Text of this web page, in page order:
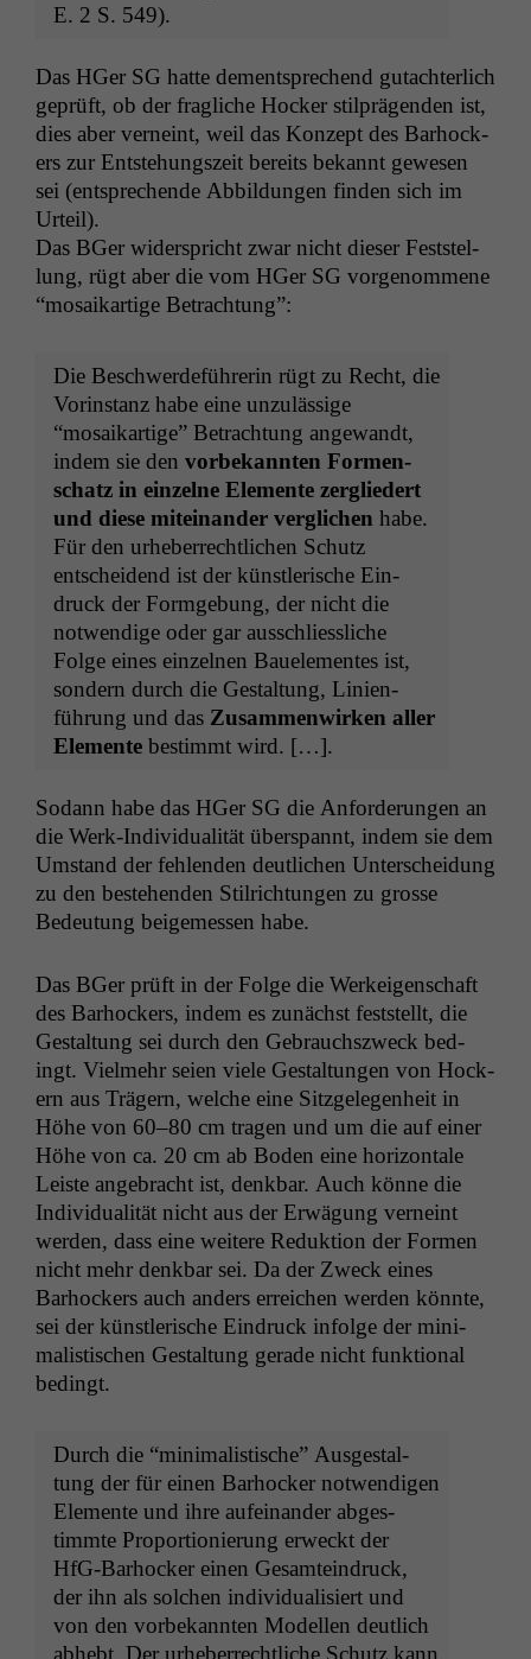
E. 2 S. 549).
Das HGer SG hat­te dementsprechend gutachter­lich
geprüft, ob der fragliche Hock­er stil­prä­gen­den ist,
dies aber verneint, weil das Konzept des Barhock­
ers zur Entste­hungszeit bere­its bekan­nt gewe­sen
sei (entsprechende Abbil­dun­gen find­en sich im
Urteil).
Das BGer wider­spricht zwar nicht dieser Fest­stel­
lung, rügt aber die vom HGer SG vorgenommene
“mosaikar­tige Betrachtung”:
Die Beschw­erde­führerin rügt zu Recht, die
Vorin­stanz habe eine unzuläs­sige
“mosaikar­tige” Betra­ch­tung ange­wandt,
indem sie den vor­bekan­nten For­men­
schatz in einzelne Ele­mente zer­gliedert
und diese miteinan­der ver­glichen habe.
Für den urhe­ber­rechtlichen Schutz
entschei­dend ist der kün­st­lerische Ein­
druck der For­mge­bung, der nicht die
notwendi­ge oder gar auss­chliessliche
Folge eines einzel­nen Bauele­mentes ist,
son­dern durch die Gestal­tung, Lin­ien­
führung und das Zusam­men­wirken aller
Ele­mente bes­timmt wird. […].
Sodann habe das HGer SG die Anforderun­gen an
die Werk-Indi­vid­u­al­ität überspan­nt, indem sie dem
Umstand der fehlen­den deut­lichen Unter­schei­dung
zu den beste­hen­den Stil­rich­tun­gen zu grosse
Bedeu­tung beigemessen habe.
Das BGer prüft in der Folge die Werkeigen­schaft
des Barhock­ers, indem es zunächst fest­stellt, die
Gestal­tung sei durch den Gebrauch­szweck bed­
ingt. Vielmehr seien viele Gestal­tun­gen von Hock­
ern aus Trägern, welche eine Sitzgele­gen­heit in
Höhe von 60–80 cm tra­gen und um die auf ein­er
Höhe von ca. 20 cm ab Boden eine hor­i­zon­tale
Leiste ange­bracht ist, denkbar. Auch könne die
Indi­vid­u­al­ität nicht aus der Erwä­gung verneint
wer­den, dass eine weit­ere Reduk­tion der For­men
nicht mehr denkbar sei. Da der Zweck eines
Barhock­ers auch anders erre­ichen wer­den kön­nte,
sei der kün­st­lerische Ein­druck infolge der min­i­
mal­is­tis­chen Gestal­tung ger­ade nicht funk­tion­al
bedingt.
Durch die “min­i­mal­is­tis­che” Aus­gestal­
tung der für einen Barhock­er notwendi­gen
Ele­mente und ihre aufeinan­der abges­
timmte Pro­por­tion­ierung erweckt der
HfG-Barhock­er einen Gesamtein­druck,
der ihn als solchen indi­vid­u­al­isiert und
von den vor­bekan­nten Mod­ellen deut­lich
abhebt. Der urhe­ber­rechtliche Schutz kann